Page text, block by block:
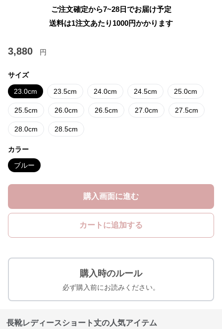
ご注文確定から7~28日でお届け予定
送料は1注文あたり 1000円かかります
3,880 円
サイズ
23.0cm 23.5cm 24.0cm 24.5cm 25.0cm
25.5cm 26.0cm 26.5cm 27.0cm 27.5cm
28.0cm 28.5cm
カラー
ブルー
購入画面に進む
カートに追加する
購入時のルール
必ず購入前にお読みください。
長靴レディースショート丈の人気アイテム